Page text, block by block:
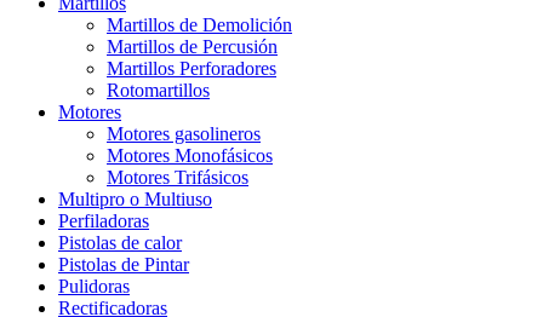
Martillos de Demolición
Martillos de Percusión
Martillos Perforadores
Rotomartillos
Motores
Motores gasolineros
Motores Monofásicos
Motores Trifásicos
Multipro o Multiuso
Perfiladoras
Pistolas de calor
Pistolas de Pintar
Pulidoras
Rectificadoras